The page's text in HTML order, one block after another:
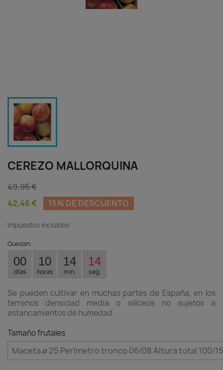
CEREZO MALLORQUINA
49,95 €
42,46 €
15% DE DESCUENTO
Impuestos incluidos
Quedan:
00
días
10
horas
14
min.
13
seg.
Se pueden cultivar en muchas partes de España, en los
terrenos densidad media o silíceos no sujetos a
estancamientos de humedad.
Tamaño frutales